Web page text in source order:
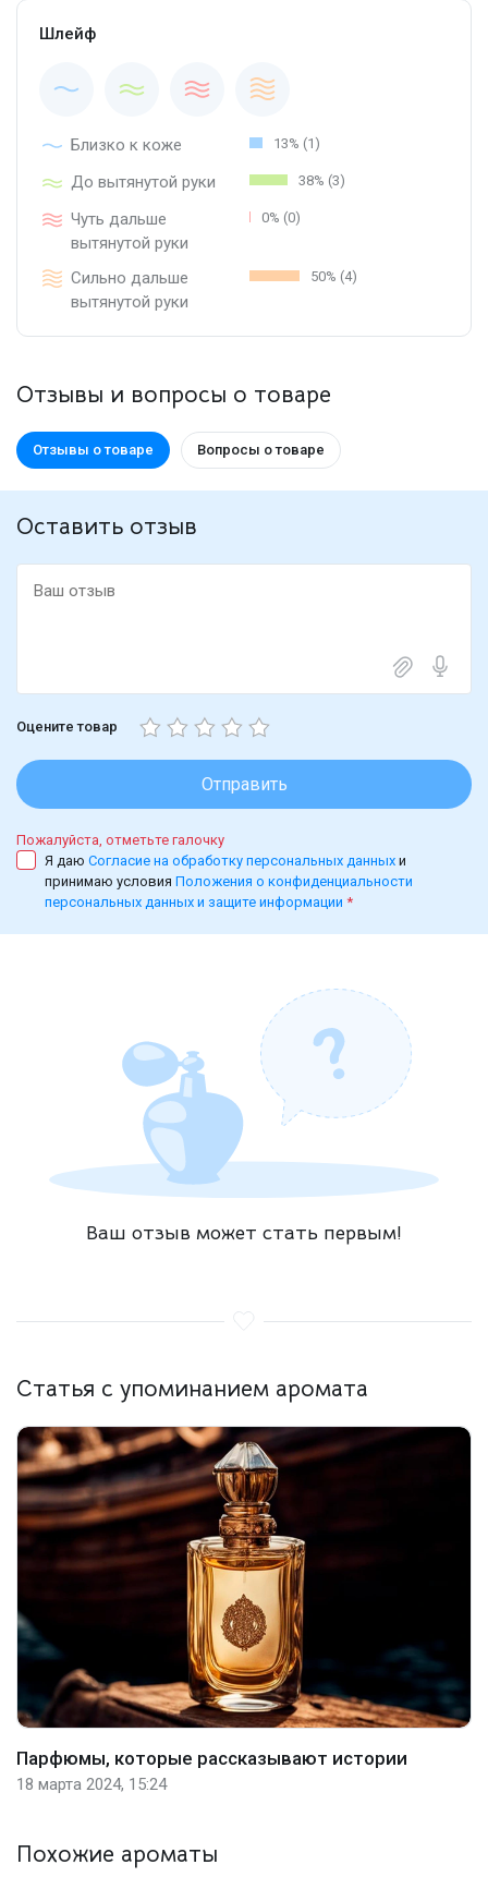
Шлейф
Близко к коже 13% (1)
До вытянутой руки 38% (3)
Чуть дальше
вытянутой руки
0% (0)
Сильно дальше
вытянутой руки
50% (4)
Отзывы и вопросы о товаре
Отзывы о товаре Вопросы о товаре
Оставить отзыв
Оцените товар
Отправить
Пожалуйста, отметьте галочку
Я даю Согласие на обработку персональных данных и
принимаю условия Положения о конфиденциальности
персональных данных и защите информации *
Ваш отзыв может стать первым!
Статья с упоминанием аромата
Парфюмы, которые рассказывают истории
18 марта 2024, 15:24
Похожие ароматы